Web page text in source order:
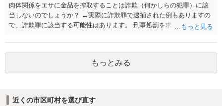
肉体関係をエサに金品を搾取することは詐欺（何かしらの犯罪）に該
当しないのでしょうか？ →実際に詐欺罪で逮捕された例もありますの
で、詐欺罪に該当する可能性はあります。 刑事処罰を求めたいという
もっとみる
近くの市区町村を選び直す